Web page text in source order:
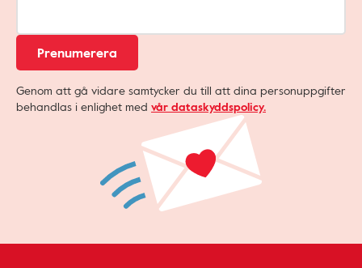
Prenumerera
Genom att gå vidare samtycker du till att dina personuppgifter
behandlas i enlighet med vår dataskyddspolicy.